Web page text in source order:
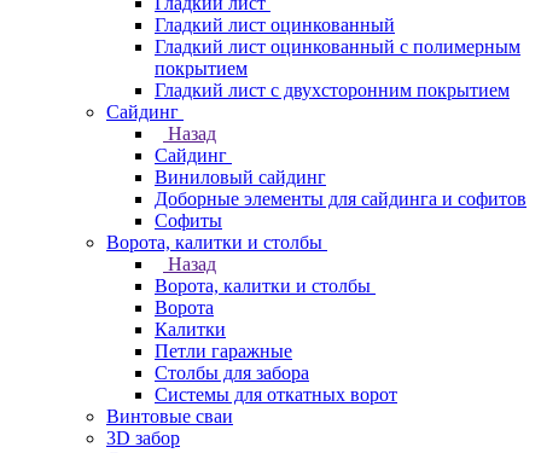
Гладкий лист оцинкованный
Гладкий лист оцинкованный с полимерным
покрытием
Гладкий лист с двухсторонним покрытием
Сайдинг
Назад
Сайдинг
Виниловый сайдинг
Доборные элементы для сайдинга и софитов
Софиты
Ворота, калитки и столбы
Назад
Ворота, калитки и столбы
Ворота
Калитки
Петли гаражные
Столбы для забора
Системы для откатных ворот
Винтовые сваи
3D забор